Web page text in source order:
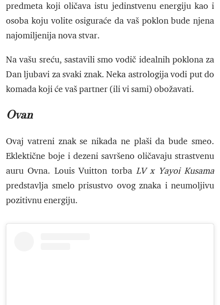
predmeta koji oličava istu jedinstvenu energiju kao i
osoba koju volite osiguraće da vaš poklon bude njena
najomiljenija nova stvar.
Na vašu sreću, sastavili smo vodič idealnih poklona za
Dan ljubavi za svaki znak. Neka astrologija vodi put do
komada koji će vaš partner (ili vi sami) obožavati.
Ovan
Ovaj vatreni znak se nikada ne plaši da bude smeo.
Eklektične boje i dezeni savršeno oličavaju strastvenu
auru Ovna. Louis Vuitton torba LV x Yayoi Kusama
predstavlja smelo prisustvo ovog znaka i neumoljivu
pozitivnu energiju.